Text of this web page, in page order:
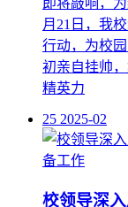
月21日，我
行动，为校
初亲自挂帅
精英力
校领导深